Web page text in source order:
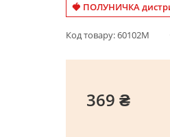
🍓 ПОЛУНИЧКА
Код товару:60102M
369 ₴